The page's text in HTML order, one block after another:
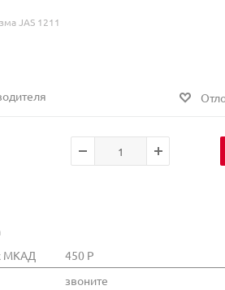
JAS 1211
МКАД
450 Р
звоните